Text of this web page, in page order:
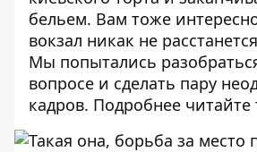
бельем. Вам тоже
вокзал никак не
Мы попытались
вопросе и сделать пару
кадров. Подробнее читайте